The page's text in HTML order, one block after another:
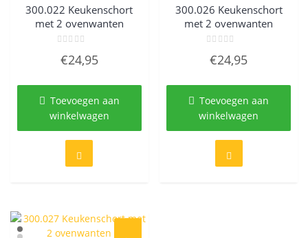
300.022 Keukenschort
met 2 ovenwanten
0€24,95
Toevoegen aan
winkelwagen
300.026 Keukenschort
met 2 ovenwanten
0€24,95
Toevoegen aan
winkelwagen